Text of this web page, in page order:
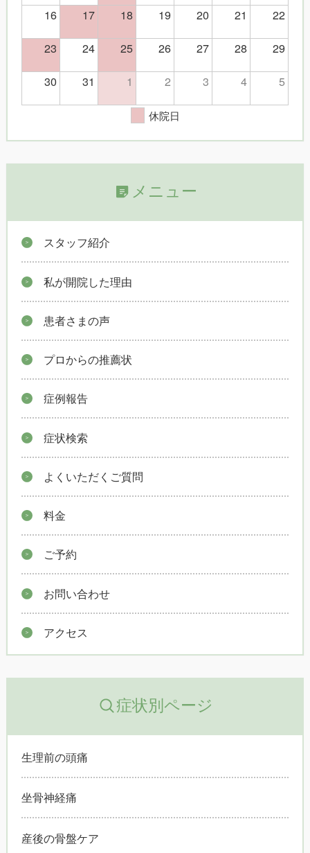
16
17 18 19 20 21
22
23
24 25 26 27 28
29
30
31 1 2 3 4 5
休院日
メニュー
スタッフ紹介
私が開院した理由
患者さまの声
プロからの推薦状
症例報告
症状検索
よくいただくご質問
料金
ご予約
お問い合わせ
アクセス
症状別ページ
生理前の頭痛
坐骨神経痛
産後の骨盤ケア